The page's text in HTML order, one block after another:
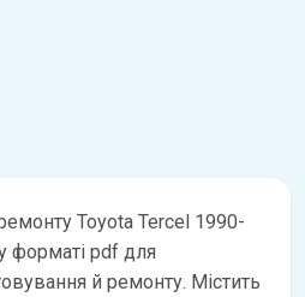
Toyota Tercel 1990-
форматі pdf для
й ремонту. Містить